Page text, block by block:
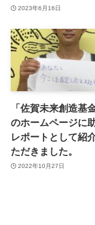
2023年6月16日
「佐賀未来創造基
のホームページに
レポートとして紹
ただきました。
2022年10月27日